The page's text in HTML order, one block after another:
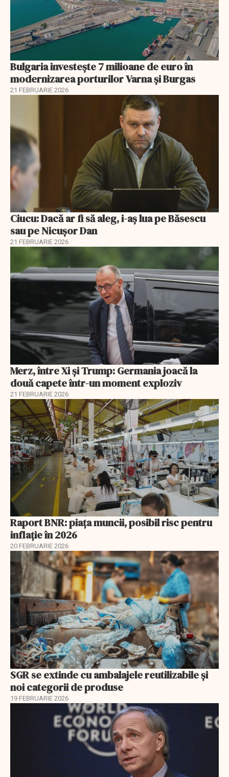
Bulgaria investește 7 milioane de euro în
modernizarea porturilor Varna și Burgas
21 FEBRUARIE 2026
Ciucu: Dacă ar fi să aleg, i-aș lua pe Băsescu
sau pe Nicușor Dan
21 FEBRUARIE 2026
Merz, între Xi și Trump: Germania joacă la
două capete într-un moment exploziv
21 FEBRUARIE 2026
Raport BNR: piața muncii, posibil risc pentru
inflație în 2026
20 FEBRUARIE 2026
SGR se extinde cu ambalajele reutilizabile și
noi categorii de produse
19 FEBRUARIE 2026